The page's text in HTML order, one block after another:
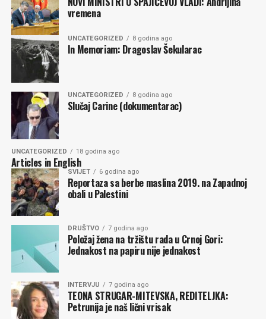
P.S. Nemam ja ništa s tim, a ni bez toga.
vremena
UNCATEGORIZED 8 godina ago
In Memoriam: Dragoslav Šekularac
UNCATEGORIZED 8 godina ago
Slučaj Carine (dokumentarac)
UNCATEGORIZED 18 godina ago
Articles in English
SVIJET 6 godina ago
Reportaza sa berbe maslina 2019. na Zapadnoj
obali u Palestini
DRUŠTVO 7 godina ago
Položaj žena na tržištu rada u Crnoj Gori:
Jednakost na papiru nije jednakost
INTERVJU 7 godina ago
TEONA STRUGAR-MITEVSKA, REDITELJKA:
Petrunija je naš lični vrisak